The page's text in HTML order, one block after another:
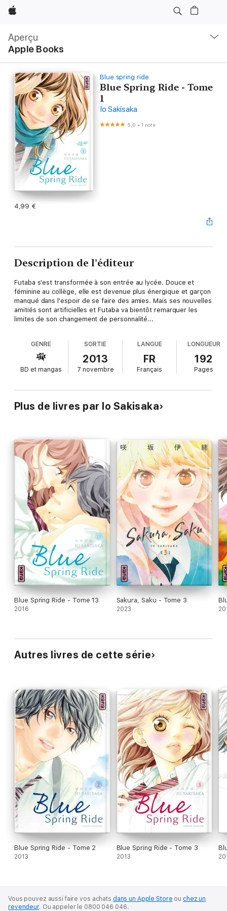
Apple
Aperçu
Apple Books
locale
Ouvrir
menu
Blue spring ride
Blue Spring Ride - Tome
1
Io Sakisaka
5,0 •1 note
4,99 €
Description de l’éditeur
Futaba s'est transformée à son entrée au lycée. Douce et
féminine au collège, elle est devenue plus énergique et garçon
manqué dans l'espoir de se faire des amies. Mais ses nouvelles
amitiés sont artificielles et Futaba va bientôt remarquer les
limites de son changement de personnalité...
GENRE
BD et mangas
SORTIE
2013
7 novembre
LANGUE
FR
Français
LONGUEUR
192
Pages
Plus de livres par Io Sakisaka
Blue Spring Ride - Tome 13
2016
Sakura, Saku - Tome 3
2023
Autres livres de cette série
Blue Spring Ride - Tome 2
2013
Blue Spring Ride - Tome 3
2013
Vous pouvez aussi faire vos achats dans un Apple Store ou chez un
revendeur. Ou appeler le 0800 046 046.